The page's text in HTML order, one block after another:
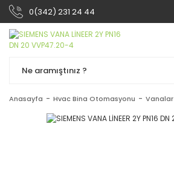
0(342) 231 24 44
Anasayfa Hvac Bina Otomasyonu Vanalar